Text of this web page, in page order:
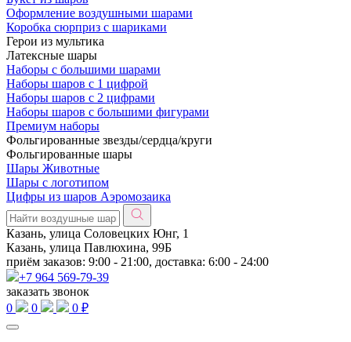
Оформление воздушными шарами
Коробка сюрприз с шариками
Герои из мультика
Латексные шары
Наборы с большими шарами
Наборы шаров с 1 цифрой
Наборы шаров с 2 цифрами
Наборы шаров с большими фигурами
Премиум наборы
Фольгированные звезды/сердца/круги
Фольгированные шары
Шары Животные
Шары с логотипом
Цифры из шаров Аэромозаика
Казань, улица Соловецких Юнг, 1
Казань, улица Павлюхина, 99Б
приём заказов: 9:00 - 21:00, доставка: 6:00 - 24:00
+7 964 569-79-39
заказать звонок
0
0 0 ₽